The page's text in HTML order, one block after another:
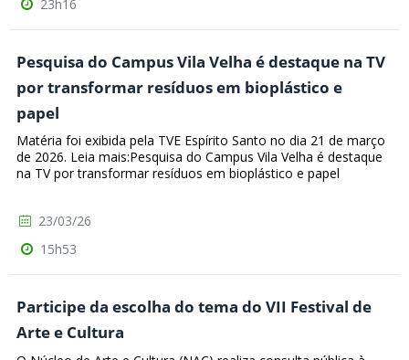
23h16
Pesquisa do Campus Vila Velha é destaque na TV
por transformar resíduos em bioplástico e
papel
Matéria foi exibida pela TVE Espírito Santo no dia 21 de março
de 2026. Leia mais:Pesquisa do Campus Vila Velha é destaque
na TV por transformar resíduos em bioplástico e papel
23/03/26
15h53
Participe da escolha do tema do VII Festival de
Arte e Cultura